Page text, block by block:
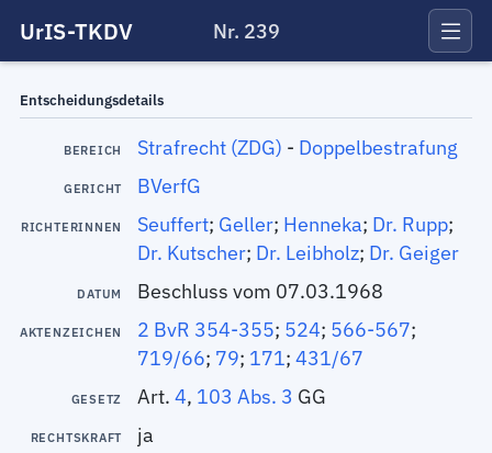
UrIS-TKDV Nr. 239
Entscheidungsdetails
BEREICH Strafrecht (ZDG) - Doppelbestrafung
GERICHT BVerfG
RICHTERINNEN Seuffert; Geller; Henneka; Dr. Rupp;
Dr. Kutscher; Dr. Leibholz; Dr. Geiger
DATUM Beschluss vom 07.03.1968
AKTENZEICHEN 2 BvR 354-355; 524; 566-567;
719/66; 79; 171; 431/67
GESETZ Art. 4, 103 Abs. 3 GG
RECHTSKRAFT ja